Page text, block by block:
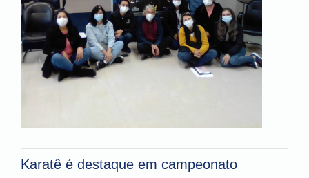
Karatê é destaque em campeonato